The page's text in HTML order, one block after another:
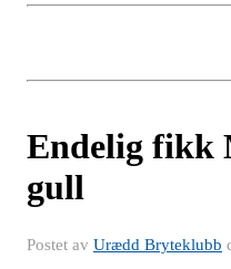
Endelig fikk
gull
Postet av Urædd Bryteklubb